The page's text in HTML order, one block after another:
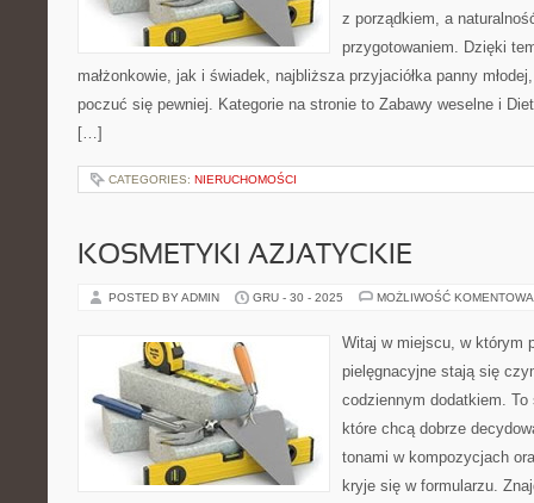
z porządkiem, a
przygotowaniem. Dzięki
małżonkowie, jak i świadek, najbliższa przyjaciółka panny
poczuć się pewniej. Kategorie na stronie to Zabawy weselne i
[…]
CATEGORIES: NIERUCHOMOŚCI
KOSMETYKI AZJATYCKIE
POSTED BY ADMIN GRU - 30 - 2025 MOŻLIWOŚĆ
Witaj w miejscu, w którym
pielęgnacyjne stają się
codziennym dodatkiem.
które chcą dobrze
tonami w kompozycjach
kryje się w formularzu.